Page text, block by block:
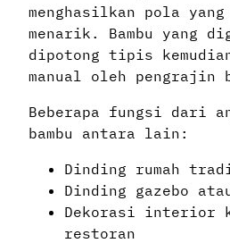
menghasilkan pola
menarik. Bambu yang
dipotong tipis
manual oleh pengrajin
Beberapa fungsi dari
bambu antara lain:
Dinding rumah
Dinding gazebo
Dekorasi interior
restoran